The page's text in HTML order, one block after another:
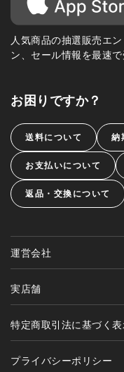
人気商品の抽選販売エ
ン、セール情報を最速
お困りですか？
送料について 納
お支払いについて
返品・交換について
運営会社
実店舗
特定商取引法に基づく
プライバシーポリシー